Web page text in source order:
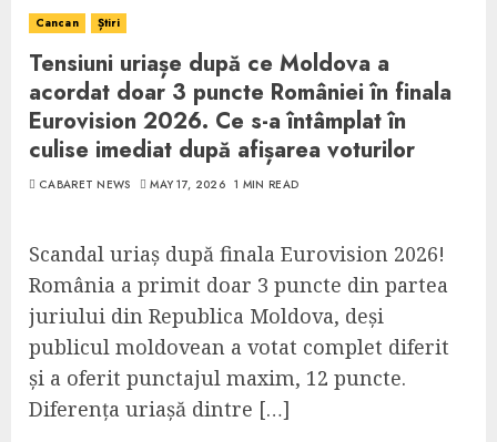
Cancan Știri
Tensiuni uriașe după ce Moldova a
acordat doar 3 puncte României în finala
Eurovision 2026. Ce s-a întâmplat în
culise imediat după afișarea voturilor
CABARET NEWS MAY 17, 2026 1 MIN READ
Scandal uriaș după finala Eurovision 2026!
România a primit doar 3 puncte din partea
juriului din Republica Moldova, deși
publicul moldovean a votat complet diferit
și a oferit punctajul maxim, 12 puncte.
Diferența uriașă dintre […]